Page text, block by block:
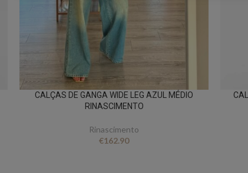
CALÇAS DE GANGA WIDE LEG AZUL MÉDIO
RINASCIMENTO
Rinascimento
€162.90